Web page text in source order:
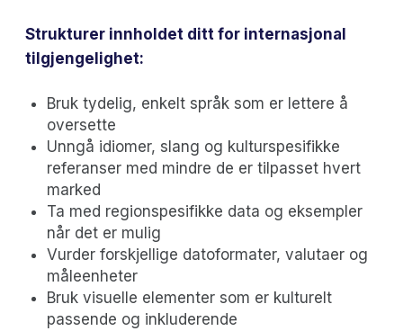
Strukturer innholdet ditt for internasjonal
tilgjengelighet:
Bruk tydelig, enkelt språk som er lettere å
oversette
Unngå idiomer, slang og kulturspesifikke
referanser med mindre de er tilpasset hvert
marked
Ta med regionspesifikke data og eksempler
når det er mulig
Vurder forskjellige datoformater, valutaer og
måleenheter
Bruk visuelle elementer som er kulturelt
passende og inkluderende